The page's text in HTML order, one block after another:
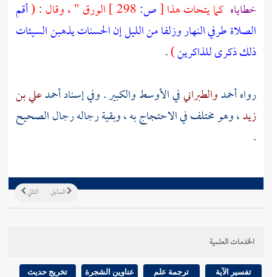
خطاياه كما يتحات هذا[ص: الورق " ، وقال : (أقم
الصلاة طرفي النهار وزلفا من الليل إن الحسنات يذهبن السيئات
ذلك ذكرى للذاكرين)
.
رواهأحمدوالطبرانيفي الأوسط والكبير . وفي إسنادأحمدعلي بن
زيد، وهو مختلف في الاحتجاج به ، وبقية رجاله رجال الصحيح
.
التالي السابق
الخدمات العلمية
تفسير الآية ترجمة علم عناوين الشجرة تخريج حديث